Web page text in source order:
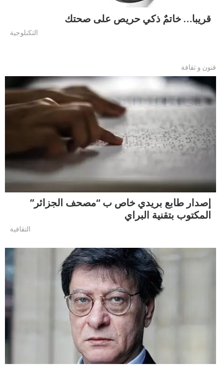
قريبا… خاتمٌ ذكي حريص على صحتك
التكنلوجية
فنون و ثقافة
إصدار طابع بريدي خاص ب “مصحف الجزائر”
المكتوب بتقنية البراي
التقافية